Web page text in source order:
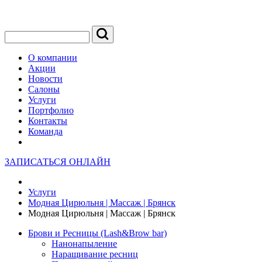
О компании
Акции
Новости
Салоны
Услуги
Портфолио
Контакты
Команда
ЗАПИСАТЬСЯ ОНЛАЙН
Услуги
Модная Цирюльня | Массаж | Брянск
Модная Цирюльня | Массаж | Брянск
Брови и Ресницы (Lash&Brow bar)
Нанонапыление
Наращивание ресниц